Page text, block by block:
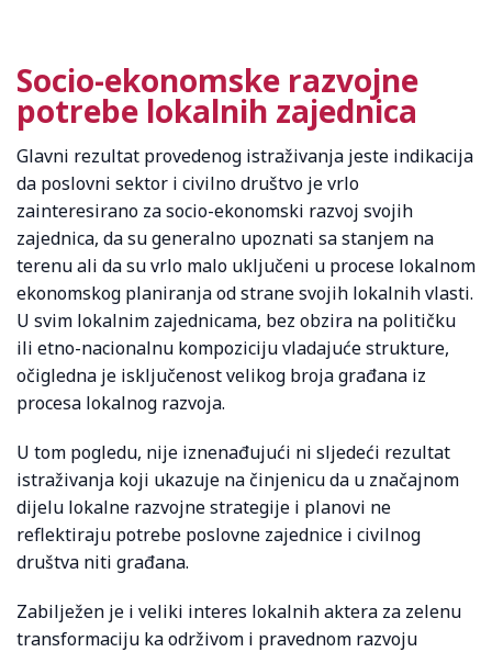
Socio-ekonomske razvojne
potrebe lokalnih zajednica
Glavni rezultat provedenog istraživanja jeste indikacija
da poslovni sektor i civilno društvo je vrlo
zainteresirano za socio-ekonomski razvoj svojih
zajednica, da su generalno upoznati sa stanjem na
terenu ali da su vrlo malo uključeni u procese lokalnom
ekonomskog planiranja od strane svojih lokalnih vlasti.
U svim lokalnim zajednicama, bez obzira na političku
ili etno-nacionalnu kompoziciju vladajuće strukture,
očigledna je isključenost velikog broja građana iz
procesa lokalnog razvoja.
U tom pogledu, nije iznenađujući ni sljedeći rezultat
istraživanja koji ukazuje na činjenicu da u značajnom
dijelu lokalne razvojne strategije i planovi ne
reflektiraju potrebe poslovne zajednice i civilnog
društva niti građana.
Zabilježen je i veliki interes lokalnih aktera za zelenu
transformaciju ka održivom i pravednom razvoju